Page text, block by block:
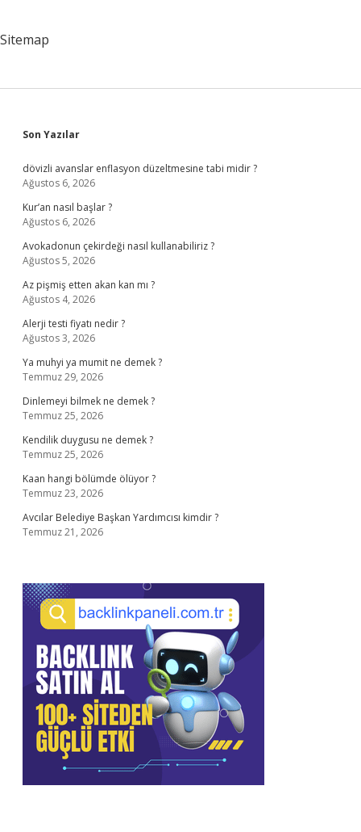
Sitemap
Sidebar
Son Yazılar
dövizli avanslar enflasyon düzeltmesine tabi midir ?
Ağustos 6, 2026
Kur’an nasıl başlar ?
Ağustos 6, 2026
Avokadonun çekirdeği nasıl kullanabiliriz ?
Ağustos 5, 2026
Az pişmiş etten akan kan mı ?
Ağustos 4, 2026
Alerji testi fiyatı nedir ?
Ağustos 3, 2026
Ya muhyi ya mumit ne demek ?
Temmuz 29, 2026
Dinlemeyi bilmek ne demek ?
Temmuz 25, 2026
Kendilik duygusu ne demek ?
Temmuz 25, 2026
Kaan hangi bölümde ölüyor ?
Temmuz 23, 2026
Avcılar Belediye Başkan Yardımcısı kimdir ?
Temmuz 21, 2026